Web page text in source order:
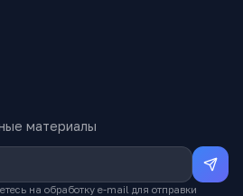
материалы
на обработку e-mail для отправки